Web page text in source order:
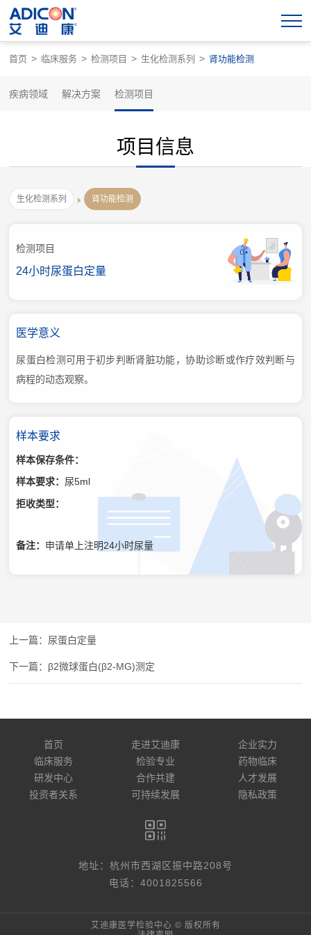
首页 > 临床服务 > 检测项目 > 生化检测系列 > 肾功能检测
疾病领域 解决方案 检测项目
项目信息
生化检测系列 肾功能检测
检测项目
24小时尿蛋白定量
医学意义
尿蛋白检测可用于初步判断肾脏功能，协助诊断或作疗效判断与
病程的动态观察。
样本要求
样本保存条件：
样本要求： 尿5ml
拒收类型：
备注： 申请单上注明24小时尿量
尿蛋白定量
β2微球蛋白(β2-MG)测定
首页 走进艾迪康
企业实力
临床服务
检验专业
药物临床
研发中心
合作共建
人才发展
投资者关系
可持续发展 隐私政策
地址：杭州市西湖区振中路208号
电话：4001825566
艾迪康医学检验中心 © 版权所有